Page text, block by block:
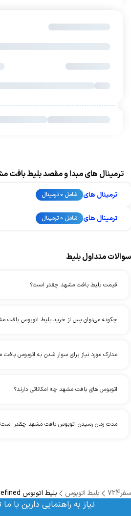
ترمینال های مبدا و مقصد بلیط بافت
ترمینال های شامل 0 ترمینال
ترمینال های شامل 0 ترمینال
سوالات متداول بلیط
قیمت بلیط بافت مشهد چقدر است؟
چگونه می‌توان پس از خرید بلیط اتوبوس بافت
مدارک مورد نیاز برای سوار شدن به اتوبوس
اتوبوس های بافت مشهد چه امکاناتی دارند؟
مدت زمان رسیدن اتوبوس بافت مشهد چقدر
سفر724 بلیط اتوبوس بلیط اتوبوس undefined به undefined
نیاز به راهنمایی دارین با